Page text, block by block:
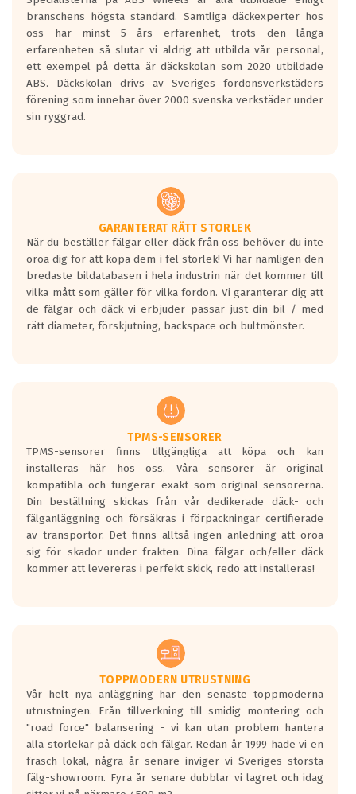
längsta.
Inga D eller G betyg delas ut för
personbilar och lätta lastbilar.
Betyget sätts efter ett test där däcken
skall bromsa in på en väg där det ligger
0.5-1.5 mm vatten.
I 80km/h kommer skillnaden på
Vid körning i över 50km/h brukar
rullmotståndets ljud överträffa
motorljudet.
På däckmärkningen kommer det finnas
en symbol av ett däck med vågar. Hög
bullernivå markeras med svarta vågor
medans de vita vågorna påvisar om det är
ett tyst däck.
regelverket som introduceras år 2016.
Ett däck med två svarta vågor är redan
godkända för år 2016 nya regelverk.
Ett däck med en svart våg kommer vara
minst tre decibel tystare än det
regelverk som börjar gälla 2016.
branschens högsta standard. Samtliga däckexperter hos
oss har minst 5 års erfarenhet, trots den långa
erfarenheten så slutar vi aldrig att utbilda vår personal,
ett exempel på detta är däckskolan som 2020 utbildade
ABS. Däckskolan drivs av Sveriges fordonsverkstäders
förening som innehar över 2000 svenska verkstäder under
sin ryggrad.
GARANTERAT RÄTT STORLEK
När du beställer fälgar eller däck från oss behöver du inte
oroa dig för att köpa dem i fel storlek! Vi har nämligen den
bredaste bildatabasen i hela industrin när det kommer till
vilka mått som gäller för vilka fordon. Vi garanterar dig att
de fälgar och däck vi erbjuder passar just din bil / med
rätt diameter, förskjutning, backspace och bultmönster.
TPMS-SENSORER
TPMS-sensorer finns tillgängliga att köpa och kan
installeras här hos oss. Våra sensorer är original
kompatibla och fungerar exakt som original-sensorerna.
Din beställning skickas från vår dedikerade däck- och
fälganläggning och försäkras i förpackningar certifierade
av transportör. Det finns alltså ingen anledning att oroa
sig för skador under frakten. Dina fälgar och/eller däck
kommer att levereras i perfekt skick, redo att installeras!
TOPPMODERN UTRUSTNING
Vår helt nya anläggning har den senaste toppmoderna
utrustningen. Från tillverkning till smidig montering och
"road force" balansering - vi kan utan problem hantera
alla storlekar på däck och fälgar. Redan år 1999 hade vi en
fräsch lokal, några år senare inviger vi Sveriges största
fälg-showroom. Fyra år senare dubblar vi lagret och idag